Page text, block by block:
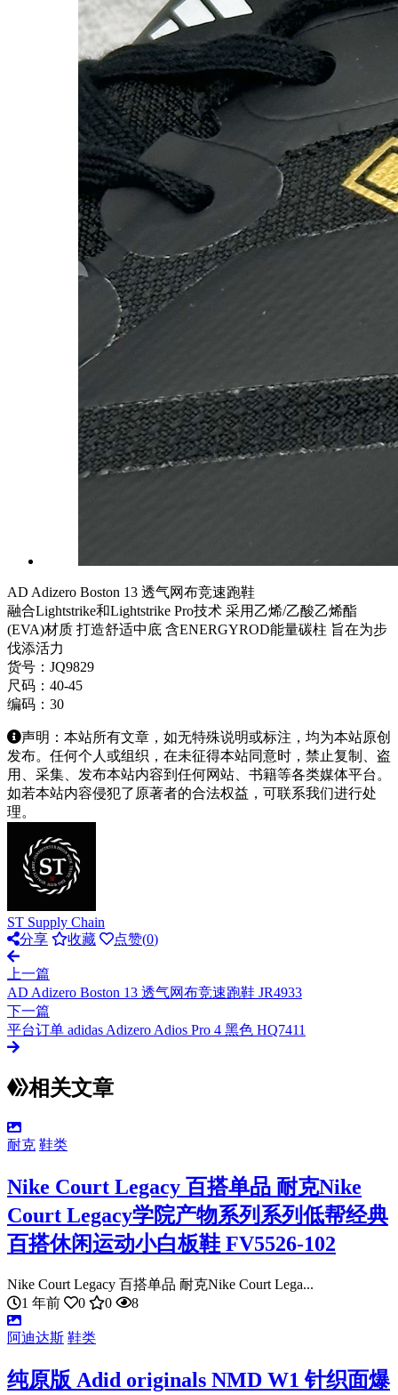
AD Adizero Boston 13 透气网布竞速跑鞋
融合Lightstrike和Lightstrike Pro技术 采用乙烯/乙酸乙烯酯
(EVA)材质 打造舒适中底 含ENERGYROD能量碳柱 旨在为步
伐添活力
货号：JQ9829
尺码：40-45
编码：30
声明：本站所有文章，如无特殊说明或标注，均为本站原创
发布。任何个人或组织，在未征得本站同意时，禁止复制、盗
用、采集、发布本站内容到任何网站、书籍等各类媒体平台。
如若本站内容侵犯了原著者的合法权益，可联系我们进行处
理。
ST Supply Chain
分享
收藏 点赞(0)
上一篇
AD Adizero Boston 13 透气网布竞速跑鞋 JR4933
下一篇
平台订单 adidas Adizero Adios Pro 4 黑色 HQ7411
相关文章
耐克 鞋类
Nike Court Legacy 百搭单品 耐克Nike
Court Legacy学院产物系列系列低帮经典
百搭休闲运动小白板鞋 FV5526-102
Nike Court Legacy 百搭单品 耐克Nike Court Lega...
1 年前
0 0 8
阿迪达斯 鞋类
纯原版 Adid originals NMD W1 针织面爆